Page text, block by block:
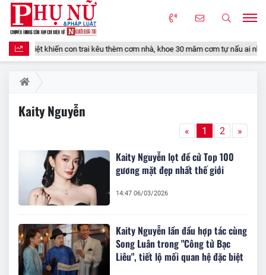
Việt khiến con trai kêu thèm cơm nhà, khoe 30 mâm cơm tự nấu ai nhìn cũng
Kaity Nguyễn
« 1 2 »
Kaity Nguyễn lọt đề cử Top 100
gương mặt đẹp nhất thế giới
14:47 06/03/2026
Kaity Nguyễn lần đầu hợp tác cùng
Song Luân trong "Công tử Bạc
Liêu", tiết lộ mối quan hệ đặc biệt